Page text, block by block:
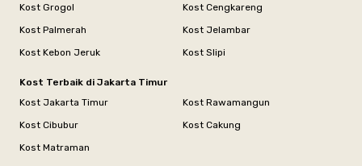
Kost Grogol
Kost Cengkareng
Kost Palmerah
Kost Jelambar
Kost Kebon Jeruk
Kost Slipi
Kost Terbaik di Jakarta Timur
Kost Jakarta Timur
Kost Rawamangun
Kost Cibubur
Kost Cakung
Kost Matraman